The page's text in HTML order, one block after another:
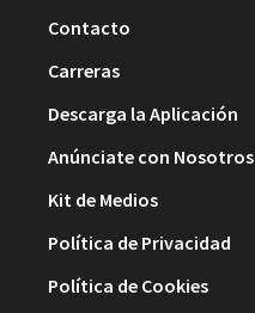
Contacto
Carreras
Descarga la Aplicación
Anúnciate con Nosotros
Kit de Medios
Política de Privacidad
Política de Cookies